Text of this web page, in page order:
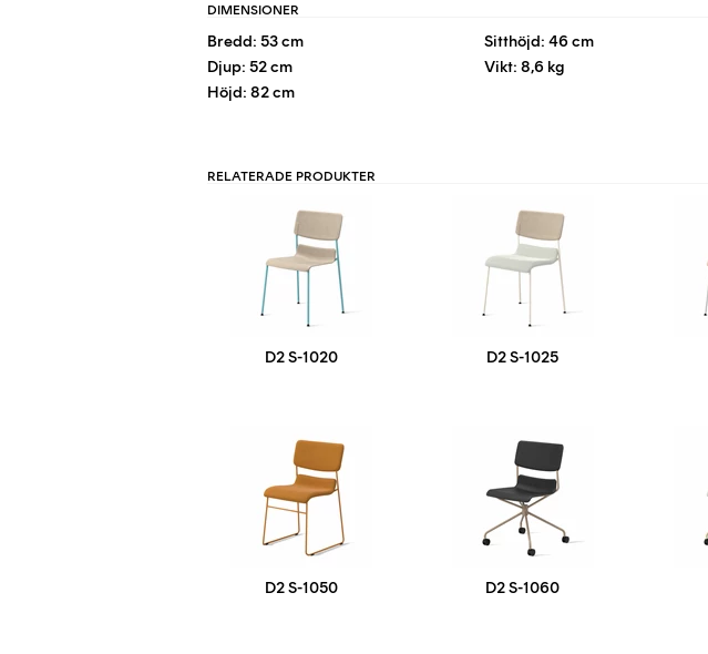
DIMENSIONER
Bredd: 53 cm
Djup: 52 cm
Höjd: 82 cm
Sitthöjd: 46 cm
Vikt: 8,6 kg
RELATERADE PRODUKTER
D2 S-1020 D2 S-1025
D2 S-1050 D2 S-1060